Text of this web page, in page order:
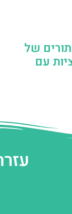
של
עם